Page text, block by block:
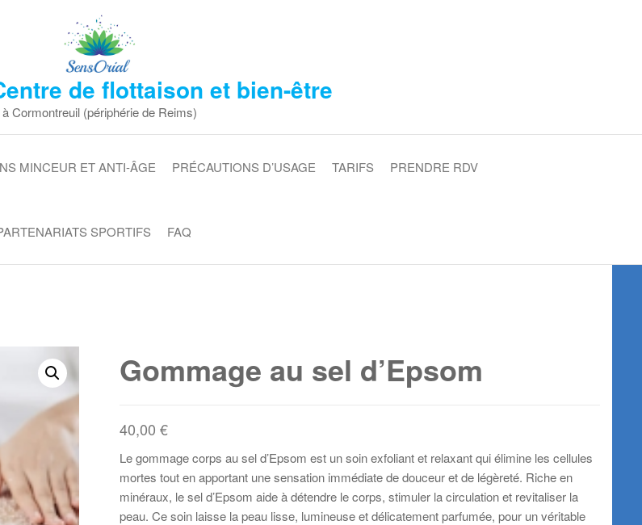
de flottaison et bien-être
à Cormontreuil (périphérie de Reims)
MINCEUR ET ANTI-ÂGE PRÉCAUTIONS D’USAGE TARIFS PRENDRE RDV
SPORTIFS FAQ
Gommage au sel d’Epsom
40,00 €
Le gommage corps au sel d’Epsom est un soin exfoliant et relaxant qui élimine les cellules
mortes tout en apportant une sensation immédiate de douceur et de légèreté. Riche en
minéraux, le sel d’Epsom aide à détendre le corps, stimuler la circulation et revitaliser la
peau. Ce soin laisse la peau lisse, lumineuse et délicatement parfumée, pour un véritable